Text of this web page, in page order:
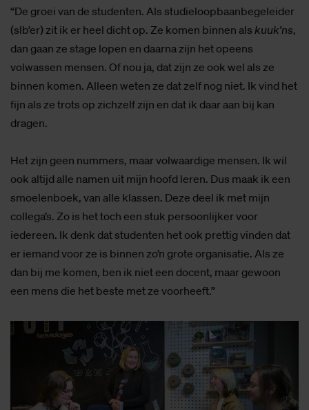
“De groei van de studenten. Als studieloopbaanbegeleider
(slb’er) zit ik er heel dicht op. Ze komen binnen als kuuk’ns,
dan gaan ze stage lopen en daarna zijn het opeens
volwassen mensen. Of nou ja, dat zijn ze ook wel als ze
binnen komen. Alleen weten ze dat zelf nog niet. Ik vind het
fijn als ze trots op zichzelf zijn en dat ik daar aan bij kan
dragen.
Het zijn geen nummers, maar volwaardige mensen. Ik wil
ook altijd alle namen uit mijn hoofd leren. Dus maak ik een
smoelenboek, van alle klassen. Deze deel ik met mijn
collega’s. Zo is het toch een stuk persoonlijker voor
iedereen. Ik denk dat studenten het ook prettig vinden dat
er iemand voor ze is binnen zo’n grote organisatie. Als ze
dan bij me komen, ben ik niet een docent, maar gewoon
een mens die het beste met ze voorheeft.”